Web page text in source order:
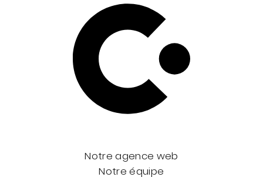
Notre agence web
Notre équipe